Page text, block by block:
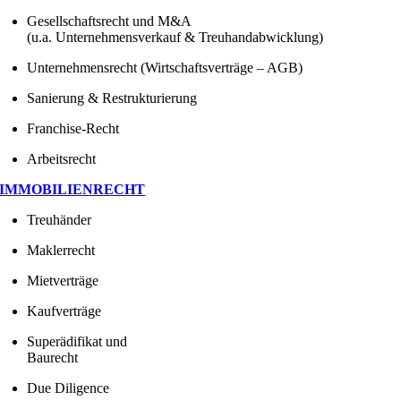
Gesellschaftsrecht und M&A
(u.a. Unternehmensverkauf & Treuhandabwicklung)
Unternehmensrecht (Wirtschaftsverträge – AGB)
Sanierung & Restrukturierung
Franchise-Recht
Arbeitsrecht
IMMOBILIENRECHT
Treuhänder
Maklerrecht
Mietverträge
Kaufverträge
Superädifikat und
Baurecht
Due Diligence